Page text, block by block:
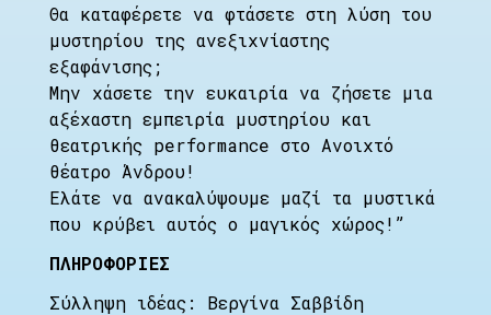
Θα καταφέρετε να φτάσετε στη λύση του
μυστηρίου της ανεξιχνίαστης
εξαφάνισης;
Μην χάσετε την ευκαιρία να ζήσετε μια
αξέχαστη εμπειρία μυστηρίου και
θεατρικής performance στο Ανοιχτό
θέατρο Άνδρου!
Ελάτε να ανακαλύψουμε μαζί τα μυστικά
που κρύβει αυτός ο μαγικός χώρος!”
ΠΛΗΡΟΦΟΡΙΕΣ
Σύλληψη ιδέας: Βεργίνα Σαββίδη